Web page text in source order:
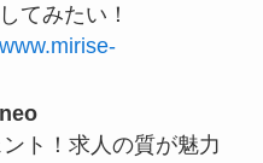
てみたい！
ト！求人の質が魅力